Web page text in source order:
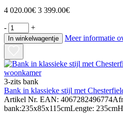
4 020.00€ 3 399.00€
- +
In winkelwagentje Meer informatie
3-zits bank
Bank in klassieke stijl met
Artikel Nr. EAN:
bank:235x85x115cmLengte: